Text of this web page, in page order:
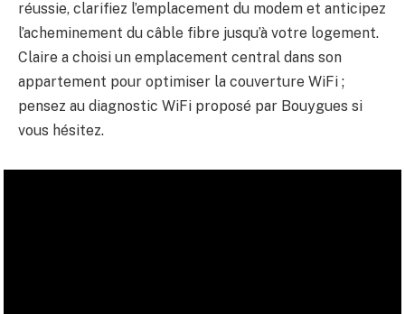
réussie, clarifiez l’emplacement du modem et anticipez
l’acheminement du câble fibre jusqu’à votre logement.
Claire a choisi un emplacement central dans son
appartement pour optimiser la couverture WiFi ;
pensez au diagnostic WiFi proposé par Bouygues si
vous hésitez.